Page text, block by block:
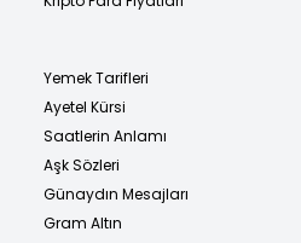
Yemek Tarifleri
Ayetel Kürsi
Saatlerin Anlamı
Aşk Sözleri
Günaydın Mesajları
Gram Altın